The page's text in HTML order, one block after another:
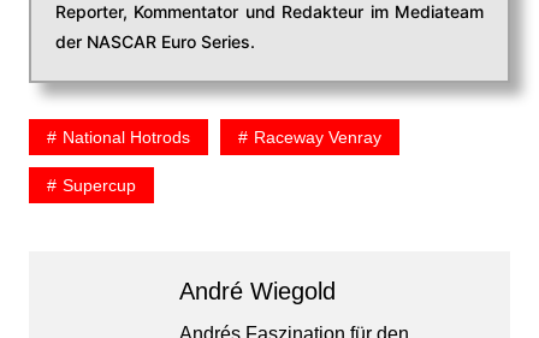
Reporter, Kommentator und Redakteur im Mediateam
der NASCAR Euro Series.
National Hotrods Raceway Venray
Supercup
André Wiegold